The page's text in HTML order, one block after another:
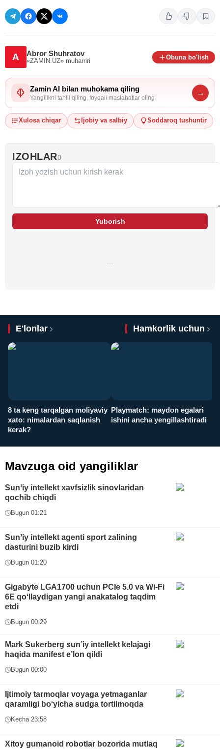
A Abror Shuhratov
«ZAMIN.UZ» muharriri
Obuna bo'lish
Zamin AI bilan muhokama qiling
Yangilikni tahlil qiling, foydali maslahatlar oling
→
Xulosa chiqar Ijobiy va salbiy Soddaroq tushuntir
IZOHLAR0
Yuborish
…
E'lonlar Hamkorlik uchun
8 ta keng tarqalgan moliyaviy
xato: nimalardan saqlanish
kerak?
Playmatch: maydon egalari
ishini ancha yengillashtiradi
Mavzuga oid yangiliklar
Sunʼiy intellekt xavfsizlik sinovlaridan
qochib chiqdi
Bugun 01:21
Sunʼiy intellekt agenti sport zalining
dasturini buzib kirdi
Bugun 01:20
Gigabyte LGA1700 uchun PCIe 5.0 va Wi-Fi
6E qoʻllaydigan yangi anakatalog taqdim
etdi
Bugun 00:29
Mark Sukerberg sun’iy intellekt kelajagi
haqida manifest e’lon qildi
Bugun 00:00
Ijtimoiy tarmoqlar voyaga yetmaganlar
qaramligi boʻyicha sudga tortilmoqda
Kecha 23:58
Xitoy gumanoid robotlar bozorida mutlaq